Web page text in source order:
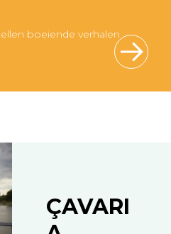
boeiende verhalen
ÇAVARI